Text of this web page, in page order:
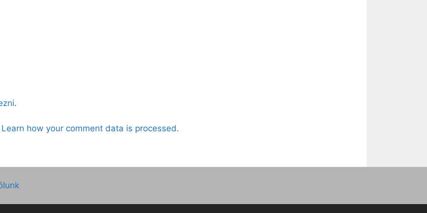
.
Learn how your comment data is processed.